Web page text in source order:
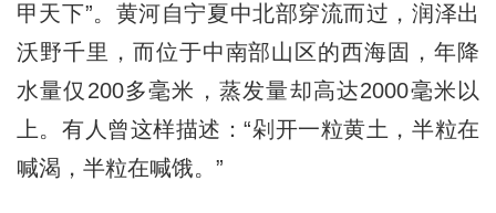
甲天下”。黄河自宁夏中北部穿流而过，润泽出
沃野千里，而位于中南部山区的西海固，年降
水量仅200多毫米，蒸发量却高达2000毫米以
上。有人曾这样描述：“剁开一粒黄土，半粒在
喊渴，半粒在喊饿。”